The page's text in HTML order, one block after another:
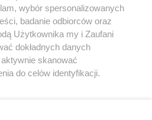
wybór spersonalizowanych
badanie odbiorców oraz
Użytkownika my i Zaufani
dokładnych danych
skanować
do celów identyfikacji.